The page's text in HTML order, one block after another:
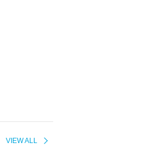
VIEW ALL